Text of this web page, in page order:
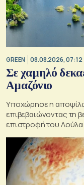
GREEN 08.08.2026, 07:12
Σε χαμηλό
Αμαζόνιο
Υποχώρησε η
επιβεβαιώνοντας τη
επιστροφή του Λούλα
στόχου του να την